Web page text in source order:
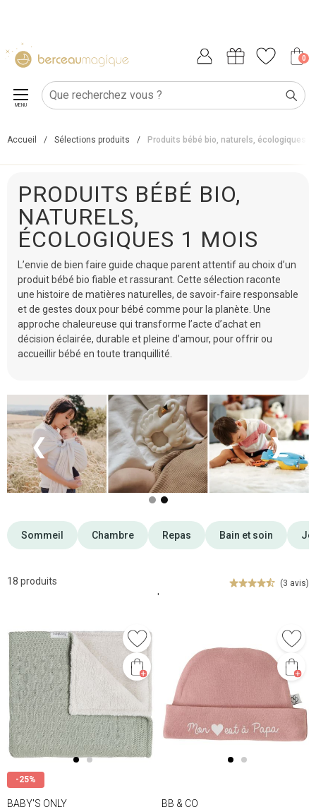
0
MENU
Accueil / Sélections produits / Produits bébé bio, naturels, écologiques
PRODUITS BÉBÉ BIO,
NATURELS,
ÉCOLOGIQUES 1 MOIS
L’envie de bien faire guide chaque parent attentif au choix d’un
produit bébé bio fiable et rassurant. Cette sélection raconte
une histoire de matières naturelles, de savoir-faire responsable
et de gestes doux pour bébé comme pour la planète. Une
approche chaleureuse qui transforme l’acte d’achat en
décision éclairée, durable et pleine d’amour, pour offrir ou
accueillir bébé en toute tranquillité.
❮ ❯
Sommeil Chambre Repas Bain et soin
18 produits (3 avis)
'
-25%
BABY'S ONLY
BB & CO